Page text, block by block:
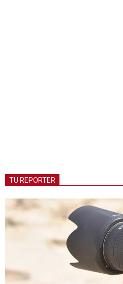
TU REPORTER